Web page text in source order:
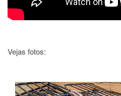
Vejas fotos: